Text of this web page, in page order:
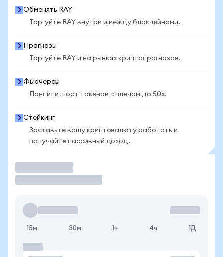
Обменять RAY
Торгуйте RAY внутри и между блокчейнами.
Прогнозы
Торгуйте RAY и на рынках криптопрогнозов.
Фьючерсы
Лонг или шорт токенов с плечом до 50x.
Стейкинг
Заставьте вашу криптовалюту работать и
получайте пассивный доход.
15м 30м 1ч 4ч 1Д